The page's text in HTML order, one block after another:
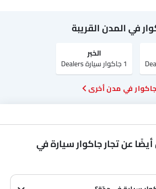
في المدن القريبة
الخبر
1 جاكوار سيارة Dealers
في مدن أخرى
عن تجار جاكوار سيارة في